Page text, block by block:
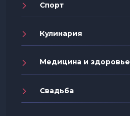
Спорт
Кулинария
Медицина и здоровье
Свадьба